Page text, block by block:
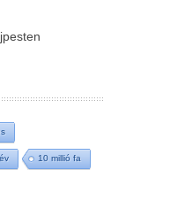
10 millió fa